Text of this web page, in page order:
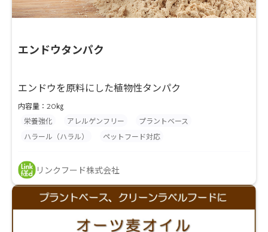
エンドウタンパク
エンドウを原料にした植物性タンパク
内容量：20㎏
栄養強化
アレルゲンフリー
プラントベース
ハラール（ハラル）
ペットフード対応
リンクフード株式会社